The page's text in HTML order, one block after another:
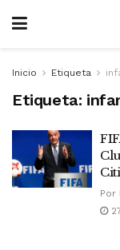
Inicio Etiqueta
Etiqueta:
Por